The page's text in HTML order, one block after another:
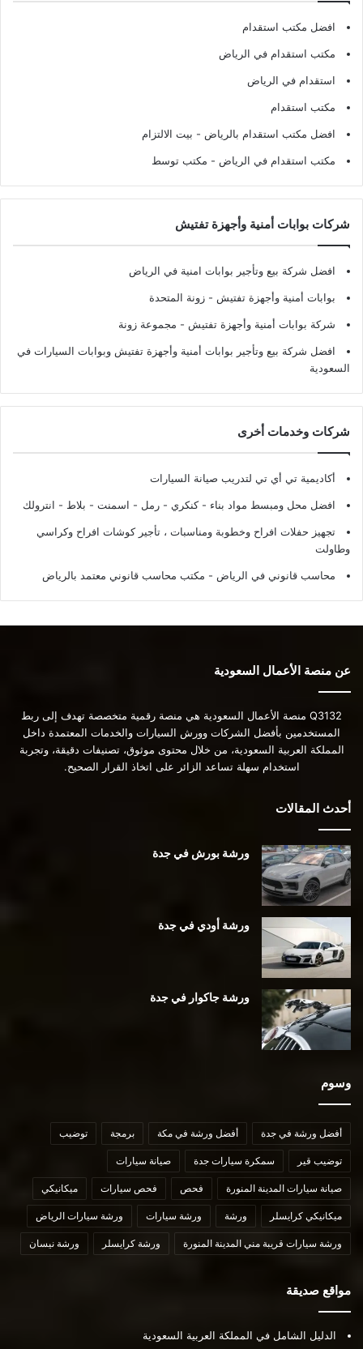
افضل مكتب استقدام
مكتب استقدام في الرياض
استقدام في الرياض
مكتب استقدام
افضل مكتب استقدام بالرياض - بيت الالتزام
مكتب استقدام في الرياض - مكتب توسط
شركات بوابات أمنية وأجهزة تفتيش
افضل شركة بيع وتأجير بوابات امنية في الرياض
بوابات أمنية وأجهزة تفتيش - زونة المتحدة
شركة بوابات أمنية وأجهزة تفتيش - مجموعة زونة
افضل شركة بيع وتأجير بوابات أمنية وأجهزة تفتيش وبوابات السيارات في
السعودية
شركات وخدمات أخرى
أكاديمية تي أي تي لتدريب صيانة السيارات
افضل محل ومبسط مواد بناء - كنكري - رمل - اسمنت - بلاط - انترولك
تجهيز حفلات افراح وخطوبة ومناسبات ، تأجير كوشات افراح وكراسي
وطاولت
محاسب قانوني في الرياض - مكتب محاسب قانوني معتمد بالرياض
عن منصة الأعمال السعودية
Q3132 منصة الأعمال السعودية هي منصة رقمية متخصصة تهدف إلى ربط
المستخدمين بأفضل الشركات وورش السيارات والخدمات المعتمدة داخل
المملكة العربية السعودية، من خلال محتوى موثوق، تصنيفات دقيقة، وتجربة
استخدام سهلة تساعد الزائر على اتخاذ القرار الصحيح.
أحدث المقالات
ورشة بورش في جدة
ورشة أودي في جدة
ورشة جاكوار في جدة
وسوم
أفضل ورشة في جدة أفضل ورشة في مكة برمجة توضيب
توضيب قير سمكرة سيارات جدة صيانة سيارات
صيانة سيارات المدينة المنورة فحص فحص سيارات ميكانيكي
ميكانيكي كرايسلر ورشة ورشة سيارات ورشة سيارات الرياض
ورشة سيارات قريبة مني المدينة المنورة ورشة كرايسلر ورشة نيسان
مواقع صديقة
الدليل الشامل في المملكة العربية السعودية